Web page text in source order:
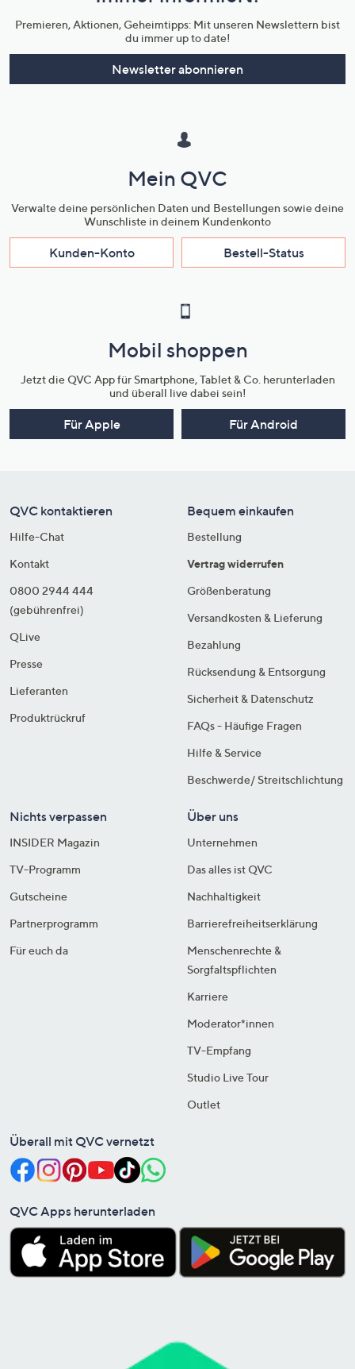
Premieren, Aktionen, Geheimtipps: Mit unseren Newslettern bist
du immer up to date!
Newsletter abonnieren
Mein QVC
Verwalte deine persönlichen Daten und Bestellungen sowie deine
Wunschliste in deinem Kundenkonto
Kunden-Konto Bestell-Status
Mobil shoppen
Jetzt die QVC App für Smartphone, Tablet & Co. herunterladen
und überall live dabei sein!
Für Apple Für Android
QVC kontaktieren
Hilfe-Chat
Kontakt
0800 2944 444
(gebührenfrei)
QLive
Presse
Lieferanten
Produktrückruf
Bequem einkaufen
Bestellung
Vertrag widerrufen
Größenberatung
Versandkosten & Lieferung
Bezahlung
Rücksendung & Entsorgung
Sicherheit & Datenschutz
FAQs - Häufige Fragen
Hilfe & Service
Beschwerde/ Streitschlichtung
Nichts verpassen
INSIDER Magazin
TV-Programm
Gutscheine
Partnerprogramm
Für euch da
Über uns
Unternehmen
Das alles ist QVC
Nachhaltigkeit
Barrierefreiheitserklärung
Menschenrechte &
Sorgfaltspflichten
Karriere
Moderator*innen
TV-Empfang
Studio Live Tour
Outlet
Überall mit QVC vernetzt
QVC Apps herunterladen